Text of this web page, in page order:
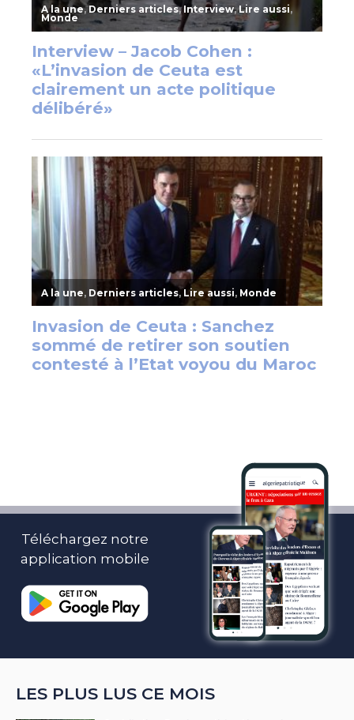
Téléchargez notre
application mobile
LES PLUS LUS CE MOIS